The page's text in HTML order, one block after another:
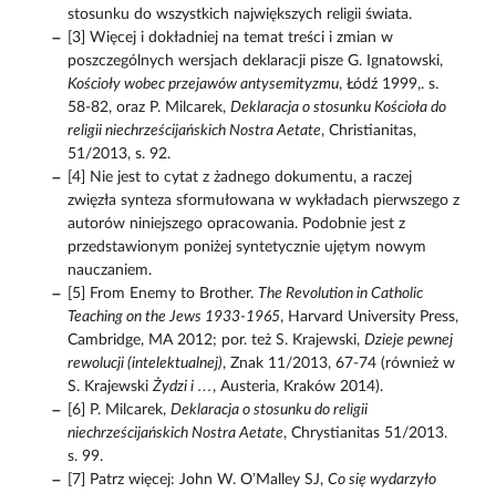
stosunku do wszystkich największych religii świata.
[3] Więcej i dokładniej na temat treści i zmian w
poszczególnych wersjach deklaracji pisze G. Ignatowski,
Kościoły wobec przejawów antysemityzmu, Łódź 1999,. s.
58-82, oraz P. Milcarek, Deklaracja o stosunku Kościoła do
religii niechrześcijańskich Nostra Aetate, Christianitas,
51/2013, s. 92.
[4] Nie jest to cytat z żadnego dokumentu, a raczej
zwięzła synteza sformułowana w wykładach pierwszego z
autorów niniejszego opracowania. Podobnie jest z
przedstawionym poniżej syntetycznie ujętym nowym
nauczaniem.
[5] From Enemy to Brother. The Revolution in Catholic
Teaching on the Jews 1933-1965, Harvard University Press,
Cambridge, MA 2012; por. też S. Krajewski, Dzieje pewnej
rewolucji (intelektualnej), Znak 11/2013, 67-74 (również w
S. Krajewski Żydzi i …, Austeria, Kraków 2014).
[6] P. Milcarek, Deklaracja o stosunku do religii
niechrześcijańskich Nostra Aetate, Chrystianitas 51/2013.
s. 99.
[7] Patrz więcej: John W. O’Malley SJ, Co się wydarzyło